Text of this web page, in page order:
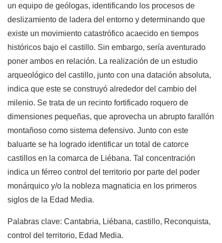
un equipo de geólogas, identificando los procesos de
deslizamiento de ladera del entorno y determinando que
existe un movimiento catastrófico acaecido en tiempos
históricos bajo el castillo. Sin embargo, sería aventurado
poner ambos en relación. La realización de un estudio
arqueológico del castillo, junto con una datación absoluta,
indica que este se construyó alrededor del cambio del
milenio. Se trata de un recinto fortificado roquero de
dimensiones pequeñas, que aprovecha un abrupto farallón
montañoso como sistema defensivo. Junto con este
baluarte se ha logrado identificar un total de catorce
castillos en la comarca de Liébana. Tal concentración
indica un férreo control del territorio por parte del poder
monárquico y/o la nobleza magnaticia en los primeros
siglos de la Edad Media.
Palabras clave: Cantabria, Liébana, castillo, Reconquista,
control del territorio, Edad Media.